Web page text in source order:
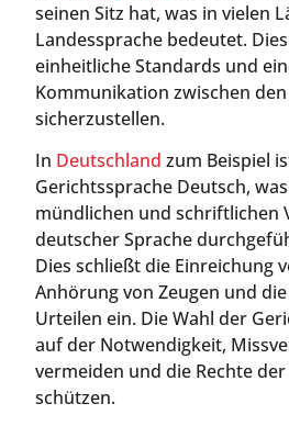
seinen Sitz hat, was in vielen
Landessprache bedeutet.
einheitliche Standards und
Kommunikation zwischen
sicherzustellen.
In Deutschland zum Beispiel
Gerichtssprache Deutsch,
mündlichen und schriftlichen
deutscher Sprache
Dies schließt die Einreichung
Anhörung von Zeugen und
Urteilen ein. Die Wahl der
auf der Notwendigkeit,
vermeiden und die Rechte
schützen.